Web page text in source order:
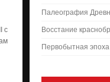
с
Палеография
Восстание
Первобытная